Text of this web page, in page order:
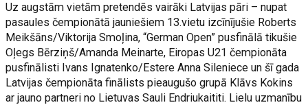
Uz augstām vietām pretendēs vairāki Latvijas pāri – nupat
pasaules čempionātā jauniešiem 13.vietu izcīnījušie Roberts
Meikšāns/Viktorija Smoļina, “German Open” pusfinālā tikušie
Oļegs Bērziņš/Amanda Meinarte, Eiropas U21 čempionāta
pusfinālisti Ivans Ignatenko/Estere Anna Sileniece un šī gada
Latvijas čempionāta finālists pieaugušo grupā Klāvs Kokins
ar jauno partneri no Lietuvas Sauli Endriukaititi. Lielu uzmanību